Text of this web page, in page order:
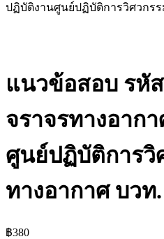
ปฏิบัติงานศูนย์ปฏิบัติการวิศวกร
แนวข้อสอบ รหั
จราจรทางอาก
ศูนย์ปฏิบัติการวิ
ทางอากาศ บวท.
฿380